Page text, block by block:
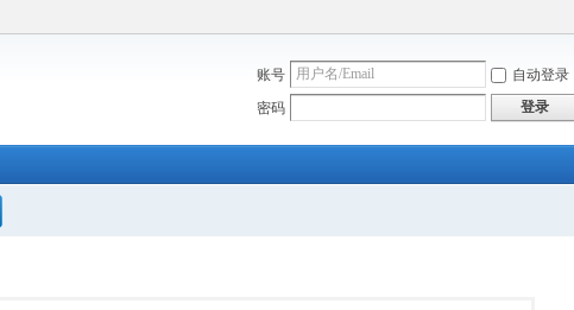
账号 自动登录
密码
登录